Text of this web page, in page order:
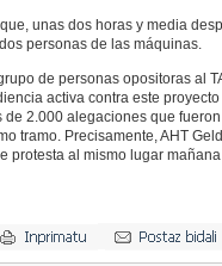
unas dos horas y media
personas de las máquinas.
de personas opositoras al
activa contra este
de 2.000 alegaciones que
tramo. Precisamente, AHT
protesta al mismo lugar